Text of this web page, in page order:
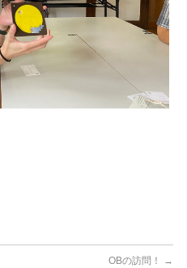
OBの訪問！ →